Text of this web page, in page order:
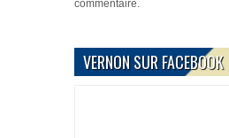
commentaire.
VERNON SUR FACEBOOK